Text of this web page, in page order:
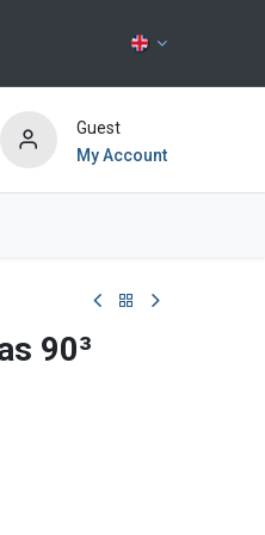
Guest
My Account
90³